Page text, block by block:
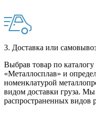
3. Доставка или
Выбрав товар по
«Металлосплав» и
номенклатурой
видом доставки груза. Мы
распространенных видов